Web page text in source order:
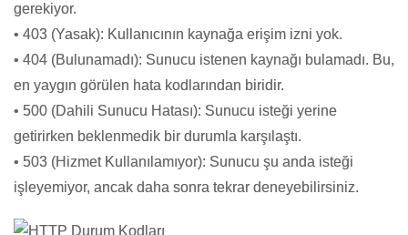
gerekiyor.
• 403 (Yasak): Kullanıcının kaynağa erişim izni yok.
• 404 (Bulunamadı): Sunucu istenen kaynağı bulamadı. Bu,
en yaygın görülen hata kodlarından biridir.
• 500 (Dahili Sunucu Hatası): Sunucu isteği yerine
getirirken beklenmedik bir durumla karşılaştı.
• 503 (Hizmet Kullanılamıyor): Sunucu şu anda isteği
işleyemiyor, ancak daha sonra tekrar deneyebilirsiniz.